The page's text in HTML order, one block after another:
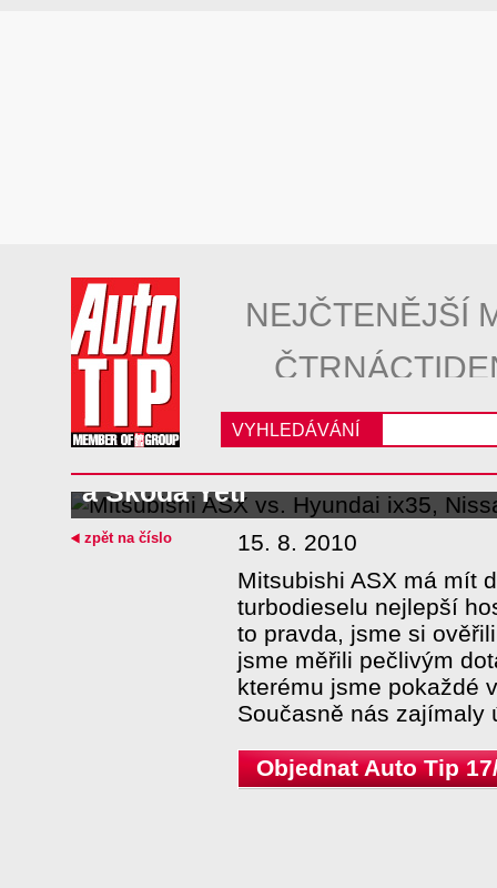
NEJČTENĚJŠÍ
VYHLEDÁVÁNÍ
a Škoda Yeti
15. 8. 2010
Mitsubishi ASX má mít
turbodieselu nejlepší
to pravda, jsme si
jsme měřili pečlivým
kterému jsme pokaždé
Současně nás zajímaly
Objednat Auto Tip
zpět na číslo